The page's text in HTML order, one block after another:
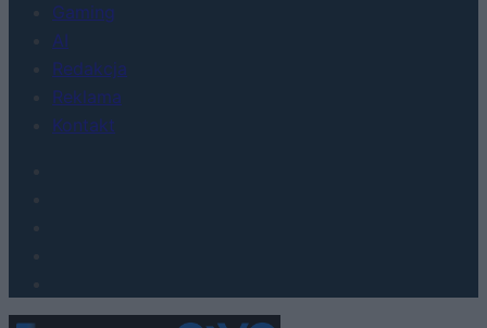
Gaming
AI
Redakcja
Reklama
Kontakt